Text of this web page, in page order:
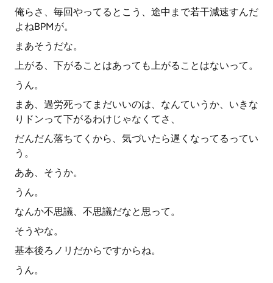
俺らさ、毎回やってるとこう、途中まで若干減速すんだ
よねBPMが。
まあそうだな。
上がる、下がることはあっても上がることはないって。
うん。
まあ、過労死ってまだいいのは、なんていうか、いきな
りドンって下がるわけじゃなくてさ、
だんだん落ちてくから、気づいたら遅くなってるってい
う。
ああ、そうか。
うん。
なんか不思議、不思議だなと思って。
そうやな。
基本後ろノリだからですからね。
うん。